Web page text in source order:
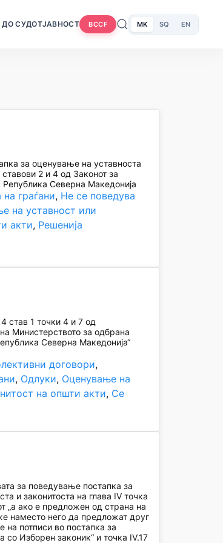
СУДОТЈАВНОСТ BCCF MK SQ EN
за оценување на уставноста
2 и 4 од Законот за
Северна Македонија
граѓани, Не се поведува
на уставност или
акти, Решенија
став 1 точки 4 и 7 од
Министерството за одбрана
Северна Македонија“
договори
, Одлуки, Оценување на
на општи акти, Се
за поведување постапка за
и законитоста на глава IV точка
„а ако е предложен од страна на
наместо него да предложат друг
на потписи во постапка за
Изборен законик“ и точка IV.17